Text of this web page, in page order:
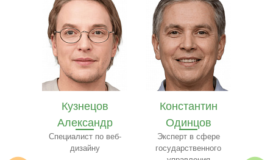
Константин
Одинцов
Эксперт в сфере
государственного
Илья Лебедев
Эксперт по
архитектуре